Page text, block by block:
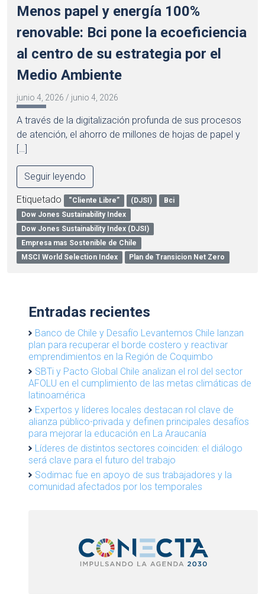
Menos papel y energía 100%
renovable: Bci pone la ecoeficiencia
al centro de su estrategia por el
Medio Ambiente
junio 4, 2026 / junio 4, 2026
A través de la digitalización profunda de sus procesos
de atención, el ahorro de millones de hojas de papel y
[…]
Seguir leyendo
Etiquetado “Cliente Libre” (DJSI)
Bci
Dow Jones Sustainability Index
Dow Jones Sustainability Index (DJSI)
Empresa mas Sostenible de Chile
MSCI World Selection Index
Plan de Transicion Net Zero
Entradas recientes
Banco de Chile y Desafío Levantemos Chile lanzan
plan para recuperar el borde costero y reactivar
emprendimientos en la Región de Coquimbo
SBTi y Pacto Global Chile analizan el rol del sector
AFOLU en el cumplimiento de las metas climáticas de
latinoamérica
Expertos y líderes locales destacan rol clave de
alianza público-privada y definen principales desafíos
para mejorar la educación en La Araucanía
Líderes de distintos sectores coinciden: el diálogo
será clave para el futuro del trabajo
Sodimac fue en apoyo de sus trabajadores y la
comunidad afectados por los temporales